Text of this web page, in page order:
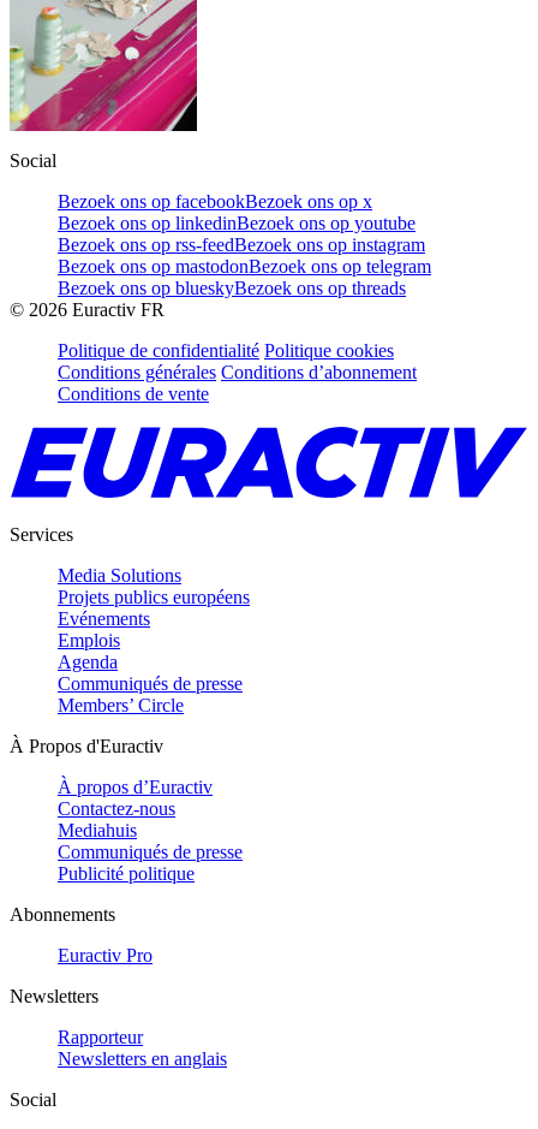
Social
Bezoek ons op facebookBezoek ons op x
Bezoek ons op linkedinBezoek ons op youtube
Bezoek ons op rss-feedBezoek ons op instagram
Bezoek ons op mastodonBezoek ons op telegram
Bezoek ons op blueskyBezoek ons op threads
© 2026 Euractiv FR
Politique de confidentialité Politique cookies
Conditions générales Conditions d’abonnement
Conditions de vente
Services
Media Solutions
Projets publics européens
Evénements
Emplois
Agenda
Communiqués de presse
Members’ Circle
À Propos d'Euractiv
À propos d’Euractiv
Contactez-nous
Mediahuis
Communiqués de presse
Publicité politique
Abonnements
Euractiv Pro
Newsletters
Rapporteur
Newsletters en anglais
Social